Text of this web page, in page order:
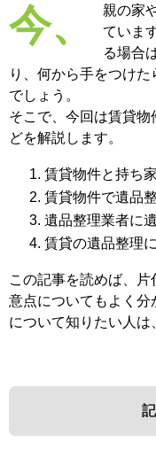
今、親の家や兄弟の家の遺品整理に悩む人が増え
ていま
る場合
り、何から手をつけ
でしょう。
そこで、今回は賃貸
どを解説します。
賃貸物件と持ち
賃貸物件で遺品
遺品整理業者に
賃貸の遺品整理
この記事を読めば、
意点についてもよく
について知りたい人は